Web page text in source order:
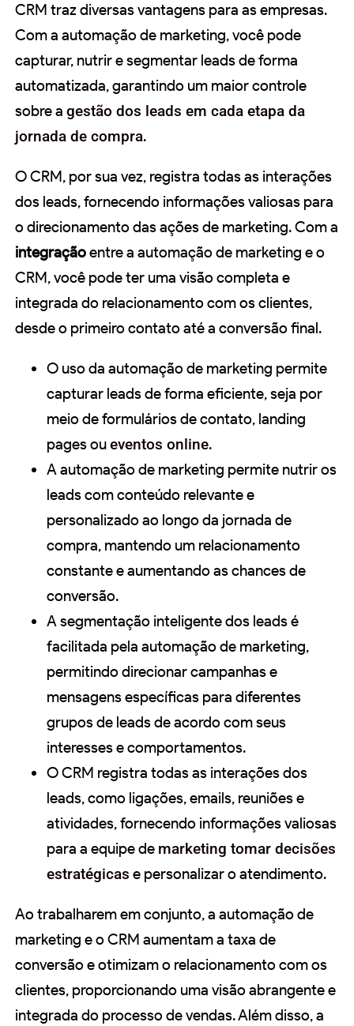
CRM traz diversas vantagens para as empresas.
Com a automação de marketing, você pode
capturar, nutrir e segmentar leads de forma
automatizada, garantindo um maior controle
sobre a gestão dos leads em cada etapa da
jornada de compra.
O CRM, por sua vez, registra todas as interações
dos leads, fornecendo informações valiosas para
o direcionamento das ações de marketing. Com a
integraçãoentre a automação de marketing e o
CRM, você pode ter uma visão completa e
integrada do relacionamento com os clientes,
desde o primeiro contato até a conversão final.
O uso da automação de marketing permite
capturar leads de forma eficiente, seja por
meio de formulários de contato, landing
pages oueventos online.
A automação de marketing permite nutrir os
leads com conteúdo relevante e
personalizado ao longo da jornada de
compra, mantendo um relacionamento
constante e aumentando as chances de
conversão.
A segmentação inteligente dos leads é
facilitada pela automação de marketing,
permitindo direcionar campanhas e
mensagens específicas para diferentes
grupos de leads de acordo com seus
interesses e comportamentos.
O CRM registra todas as interações dos
leads, como ligações, emails, reuniões e
atividades, fornecendo informações valiosas
para a equipe de marketing tomar decisões
estratégicas e personalizar o atendimento.
Ao trabalharem em conjunto, a automação de
marketing e o CRM aumentam a taxa de
conversão e otimizam o relacionamento com os
clientes, proporcionando uma visão abrangente e
integrada do processo de vendas. Além disso, a